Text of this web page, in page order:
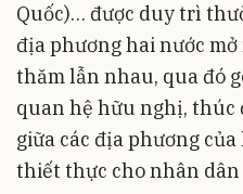
Quốc)… được duy trì
địa phương hai nước
thăm lẫn nhau, qua đó
quan hệ hữu nghị, thúc
giữa các địa phương
thiết thực cho nhân dân